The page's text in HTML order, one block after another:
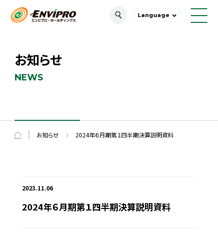
Language
お知らせ
NEWS
お知らせ 2024年６月期第１四半期決算説明資料
2023.11.06
2024年６月期第１四半期決算説明資料